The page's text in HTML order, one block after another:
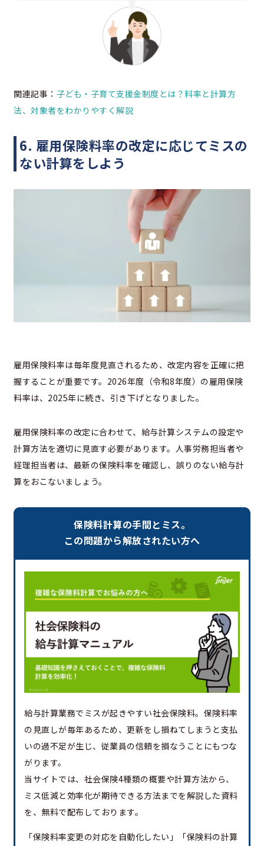
関連記事： 子ども・子育て支援金制度とは？料率と計算方
法、対象者をわかりやすく解説
6. 雇用保険料率の改定に応じてミスの
ない計算をしよう
雇用保険料率は毎年度見直されるため、改定内容を正確に把
握することが重要です。2026年度（令和8年度）の雇用保険
料率は、2025年に続き、引き下げとなりました。
雇用保険料率の改定に合わせて、給与計算システムの設定や
計算方法を適切に見直す必要があります。人事労務担当者や
経理担当者は、最新の保険料率を確認し、誤りのない給与計
算をおこないましょう。
保険料計算の手間とミス。
この問題から解放されたい方へ
給与計算業務でミスが起きやすい社会保険料。保険料率
の見直しが毎年あるため、更新をし損ねてしまうと支払
いの過不足が生じ、従業員の信頼を損なうことにもつな
がります。
当サイトでは、社会保険4種類の概要や計算方法から、
ミス低減と効率化が期待できる方法までを解説した資料
を、無料で配布しております。
「保険料率変更の対応を自動化したい」「保険料の計算